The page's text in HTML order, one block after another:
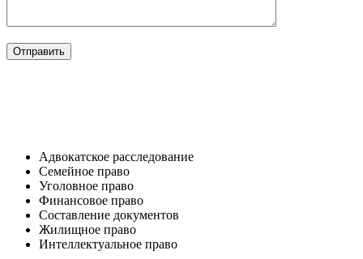
Адвокатское расследование
Семейное право​
Уголовное право​
Финансовое право
Составление документов​
Жилищное право​
Интеллектуальное право